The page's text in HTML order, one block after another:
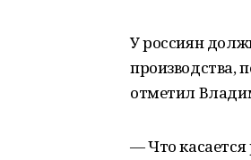
У россиян
производства,
отметил
— Что касается